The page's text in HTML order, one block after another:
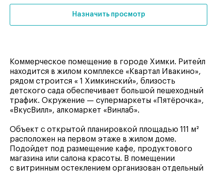
Назначить просмотр
Коммерческое помещение в городе Химки. Ритейл
находится в жилом комплексе «Квартал Ивакино»,
рядом строится « 1 Химкинский», близость
детского сада обеспечивает большой пешеходный
трафик. Окружение — супермаркеты «Пятёрочка»,
«ВкусВилл», алкомаркет «Винлаб».
Объект с открытой планировкой площадью 111 м²
расположен на первом этаже в жилом доме.
Подойдет под размещение кафе, продуктового
магазина или салона красоты. В помещении
с витринным остеклением организован отдельный